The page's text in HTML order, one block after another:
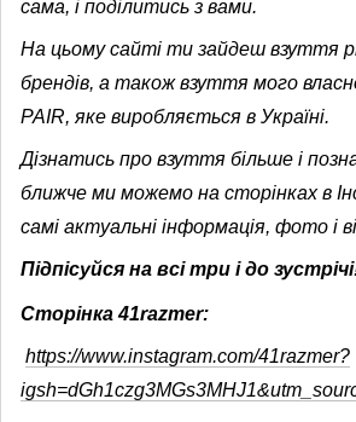
сама, і поділитись з вами.
На цьому сайті ти зайдеш взуття
брендів, а також взуття мого
PAIR, яке виробляється в Україні.
Дізнатись про взуття більше і
ближче ми можемо на сторінках в
самі актуальні інформація, фото і
Підпісуйся на всі три і до
Сторінка 41razmer:
https://www.instagram.com/41razmer?